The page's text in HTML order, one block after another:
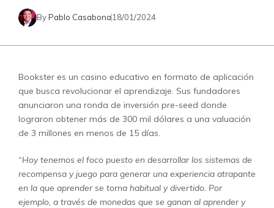
ByPablo Casabona 18/01/2024
Bookster es un casino educativo en formato de aplicación
que busca revolucionar el aprendizaje. Sus fundadores
anunciaron una ronda de inversión pre-seed donde
lograron obtener más de 300 mil dólares a una valuación
de 3 millones en menos de 15 días.
“Hoy tenemos el foco puesto en desarrollar los sistemas de
recompensa y juego para generar una experiencia atrapante
en la que aprender se torna habitual y divertido. Por
ejemplo, a través de monedas que se ganan al aprender y